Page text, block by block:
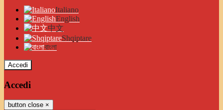
Italiano
English
中文
Shqiptare
বাংলা
Accedi
Accedi
button close ×